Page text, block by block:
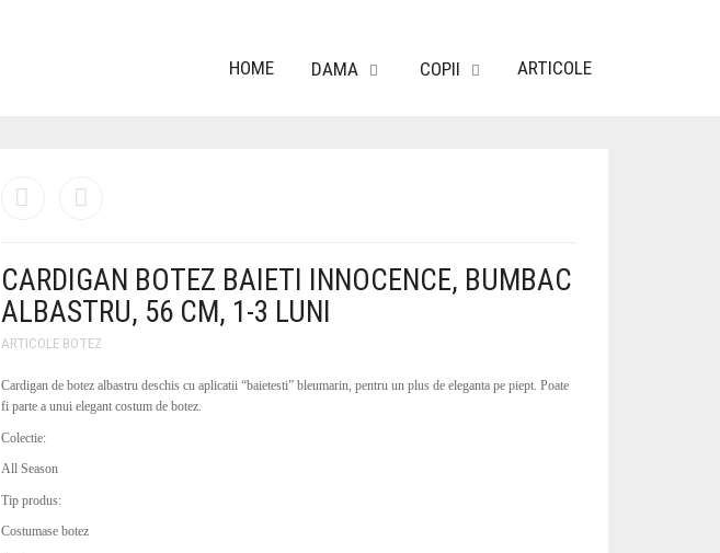
HOME DAMA COPII ARTICOLE
CARDIGAN BOTEZ BAIETI INNOCENCE, BUMBAC
ALBASTRU, 56 CM, 1-3 LUNI
ARTICOLE BOTEZ
Cardigan de botez albastru deschis cu aplicatii “baietesti” bleumarin, pentru un plus de eleganta pe piept. Poate
fi parte a unui elegant costum de botez.
Colectie:
All Season
Tip produs:
Costumase botez